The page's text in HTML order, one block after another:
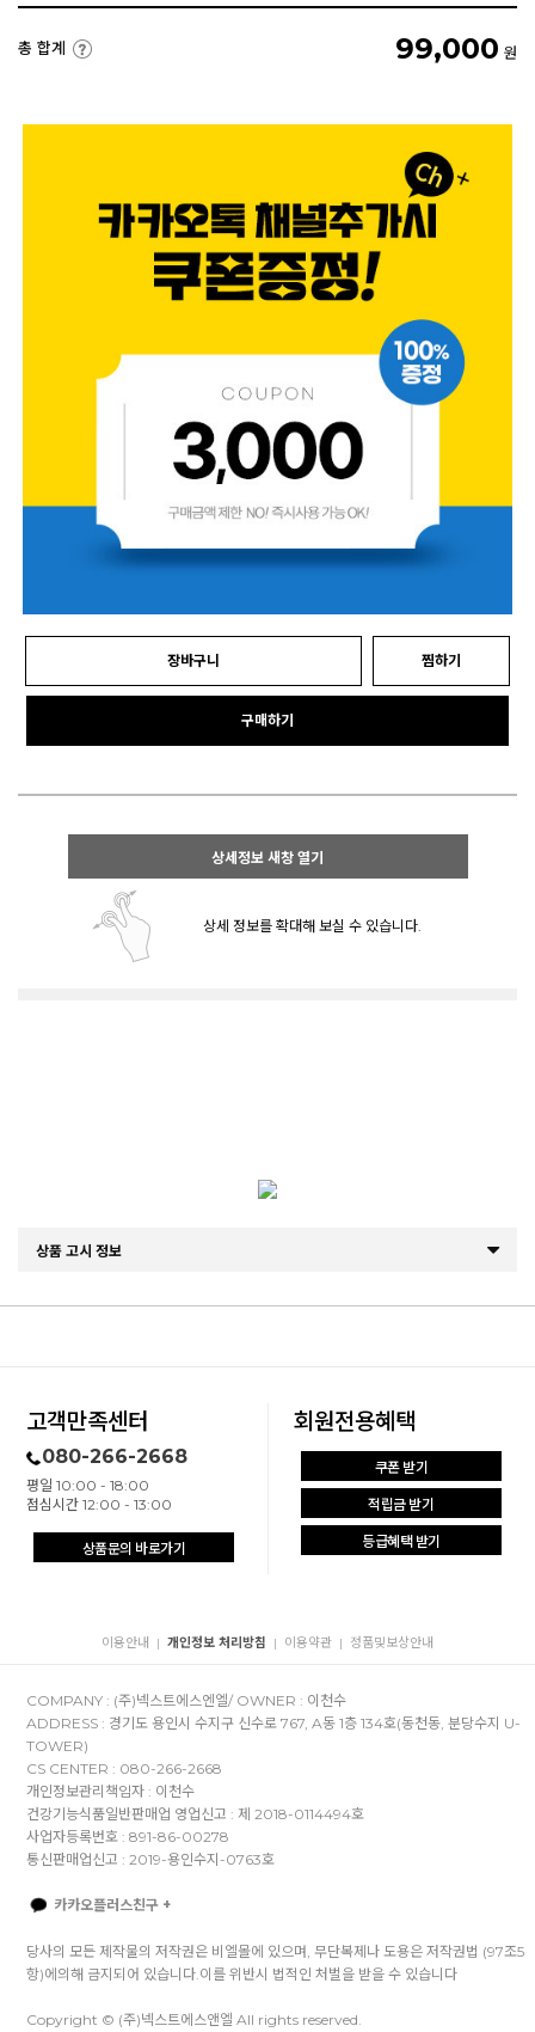
총 합계 99,000 원
장바구니 찜하기
구매하기
상세정보 새창 열기
상세 정보를 확대해 보실 수 있습니다.
상품 고시 정보
고객만족센터
080-266-2668
평일 10:00 - 18:00
점심시간 12:00 - 13:00
상품문의 바로가기
회원전용혜택
쿠폰 받기
적립금 받기
등급혜택 받기
이용안내 | 개인정보 처리방침 | 이용약관 | 정품및보상안내
COMPANY : (주)넥스트에스엔엘/ OWNER : 이천수
ADDRESS : 경기도 용인시 수지구 신수로 767, A동 1층 134호(동천동, 분당수지 U-
TOWER)
CS CENTER : 080-266-2668
개인정보관리책임자 : 이천수
건강기능식품일반판매업 영업신고 : 제 2018-0114494호
사업자등록번호 : 891-86-00278
통신판매업신고 : 2019-용인수지-0763호
카카오플러스친구 +
당사의 모든 제작물의 저작권은 비엘몰에 있으며, 무단복제나 도용은 저작권법 (97조5
항)에의해 금지되어 있습니다.이를 위반시 법적인 처벌을 받을 수 있습니다
Copyright © (주)넥스트에스앤엘 All rights reserved.